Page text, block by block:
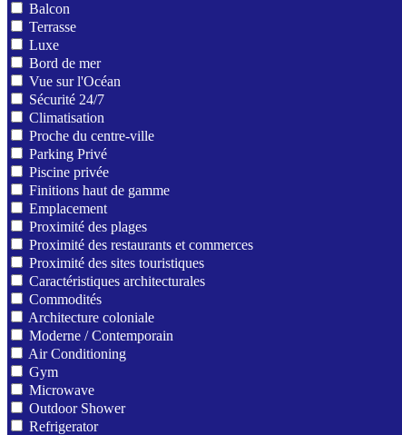
Balcon
Terrasse
Luxe
Bord de mer
Vue sur l'Océan
Sécurité 24/7
Climatisation
Proche du centre-ville
Parking Privé
Piscine privée
Finitions haut de gamme
Emplacement
Proximité des plages
Proximité des restaurants et commerces
Proximité des sites touristiques
Caractéristiques architecturales
Commodités
Architecture coloniale
Moderne / Contemporain
Air Conditioning
Gym
Microwave
Outdoor Shower
Refrigerator